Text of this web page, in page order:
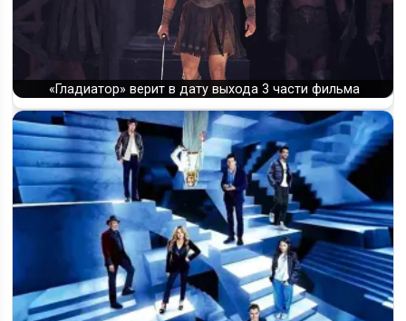
«Гладиатор» верит в дату выхода 3 части фильма